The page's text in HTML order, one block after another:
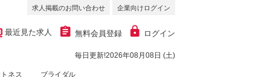
求人掲載のお問い合わせ 企業向けログイン
最近見た求人 無料会員登録 ログイン
毎日更新!2026年08月08日 (土)
ネス ブライダル